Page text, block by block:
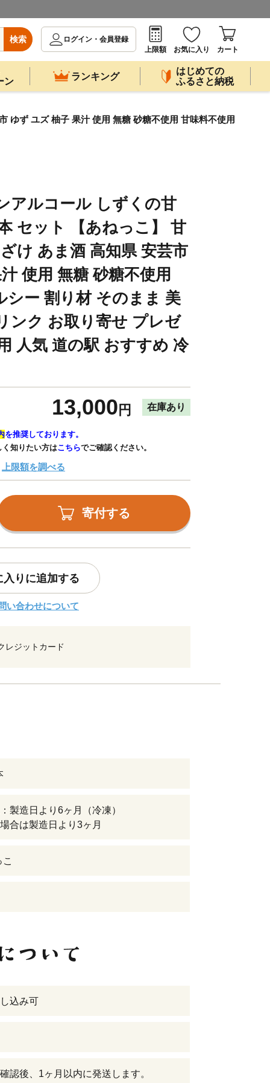
検索
ログイン・会員登録
上限額
お気に入り カート
ン
ランキング
はじめての
ふるさと納税
ゆず ユズ 柚子 果汁 使用 無糖 砂糖不使用 甘味料不使用
アルコール しずくの甘
セット 【あねっこ】 甘
け あま酒 高知県 安芸市
使用 無糖 砂糖不使用
シー 割り材 そのまま 美
ンク お取り寄せ プレゼ
人気 道の駅 おすすめ 冷
13,000 円 在庫あり
を推奨しております。
く知りたい方はこちらでご確認ください。
上限額を調べる
寄付する
入りに追加する
い合わせについて
レジットカード
製造日より6ヶ月（冷凍）
合は製造日より3ヶ月
込み可
認後、1ヶ月以内に発送します。